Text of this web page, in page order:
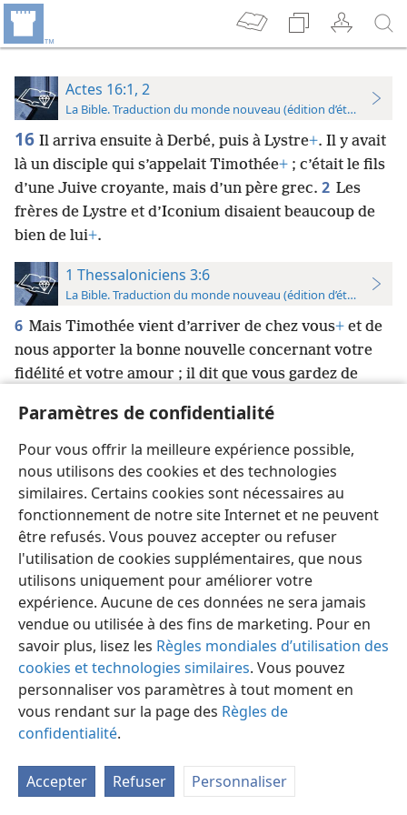
Paramètres de confidentialité
Pour vous offrir la meilleure expérience possible,
nous utilisons des cookies et des technologies
similaires. Certains cookies sont nécessaires au
fonctionnement de notre site Internet et ne peuvent
être refusés. Vous pouvez accepter ou refuser
l'utilisation de cookies supplémentaires, que nous
utilisons uniquement pour améliorer votre
expérience. Aucune de ces données ne sera jamais
vendue ou utilisée à des fins de marketing. Pour en
savoir plus, lisez les Règles mondiales d’utilisation des
cookies et technologies similaires. Vous pouvez
personnaliser vos paramètres à tout moment en
vous rendant sur la page des Règles de
confidentialité.
Accepter Refuser Personnaliser
Actes 16:1, 2
La Bible. Traduction du monde nouveau (édition d’étude)
16 Il arriva ensuite à Derbé, puis à Lystre+. Il y avait
là un disciple qui s’appelait Timothée+ ; c’était le fils
d’une Juive croyante, mais d’un père grec. 2 Les
frères de Lystre et d’Iconium disaient beaucoup de
bien de lui+.
1 Thessaloniciens 3:6
La Bible. Traduction du monde nouveau (édition d’étude)
6 Mais Timothée vient d’arriver de chez vous+ et de
nous apporter la bonne nouvelle concernant votre
fidélité et votre amour ; il dit que vous gardez de
envie de nous revoir, tout comme nous.
Français Préférences
Copyright© 2026 Watch Tower Bible and Tract Society of Pennsylvania
Conditions d’utilisation
Règles de confidentialité
Paramètres de confidentialité
Se connecter